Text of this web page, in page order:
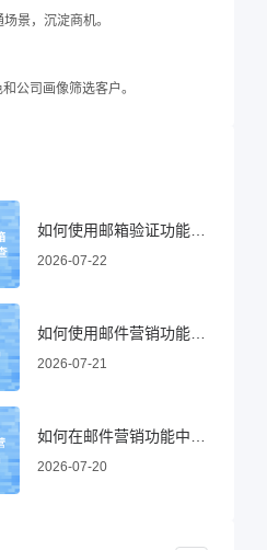
景，沉淀商机。
公司画像筛选客户。
2026-07-22
2026-07-21
2026-07-20